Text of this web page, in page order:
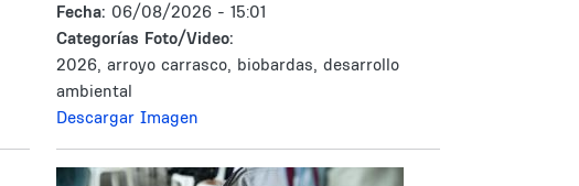
Fecha: 06/08/2026 - 15:01
Categorías Foto/Video:
2026, arroyo carrasco, biobardas, desarrollo
ambiental
Descargar Imagen